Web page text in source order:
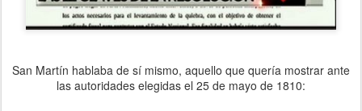
San Martín hablaba de sí mismo, aquello que quería mostrar ante
las autoridades elegidas el 25 de mayo de 1810: